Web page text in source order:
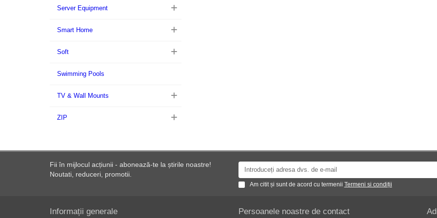
Server Equipment
Smart Home
Soft
Swimming Pools
TV & Wall Mounts
ZIP
Fii în mijlocul acțiunii - abonează-te la știrile noastre!
Noutati, reduceri, promotii.
Am citit și sunt de acord cu termenii Termeni si condiții
Informații generale Persoanele noastre de contact